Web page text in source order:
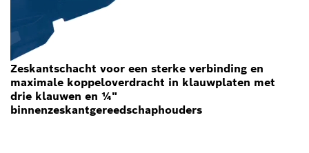
Zeskantschacht voor een sterke verbinding en
maximale koppeloverdracht in klauwplaten met
drie klauwen en ¼"
binnenzeskantgereedschaphouders